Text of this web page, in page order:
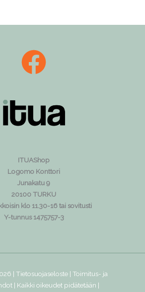
ITUAShop
Logomo Konttori
Junakatu 9
20100 TURKU
klo 11.30-16 tai sovitusti
Y-tunnus 1475757-3
| Tietosuojaseloste| Toimitus- ja
| Kaikki oikeudet pidätetään |